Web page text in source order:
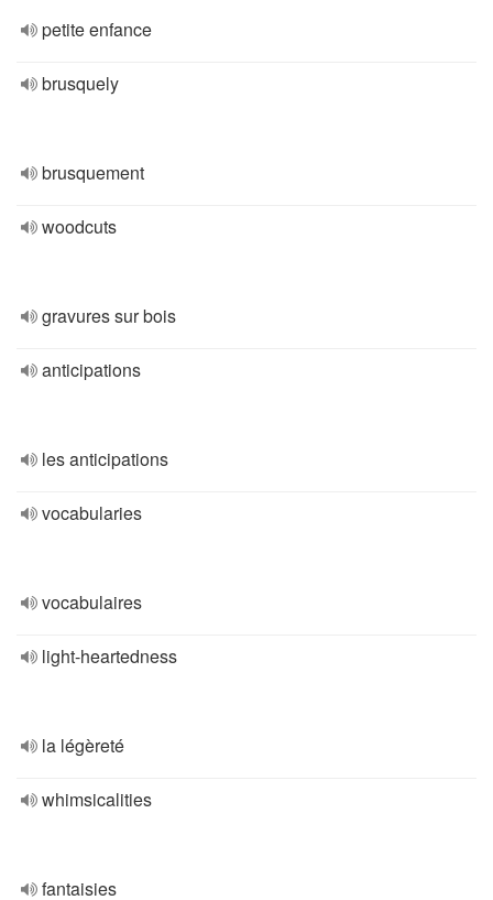
petite enfance
brusquely
brusquement
woodcuts
gravures sur bois
anticipations
les anticipations
vocabularies
vocabulaires
light-heartedness
la légèreté
whimsicalities
fantaisies